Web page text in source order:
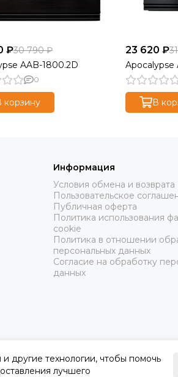
₽30 790 ₽
AAB-1800.2D
0
корзину
23 620 ₽
Apocalypse
В
Информация
Условия обмена и возврата
Пользовательское
Публичная оферта
Политика использования
cookie
Политика в отношении
персональных данных
Согласие на обработку
данных
другие технологии, чтобы помочь
лучшего